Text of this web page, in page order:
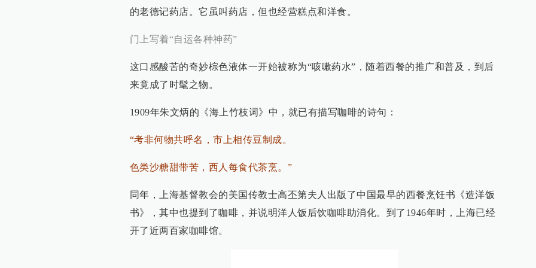
的老德记药店。它虽叫药店，但也经营糕点和洋食。
门上写着“自运各种神药”
这口感酸苦的奇妙棕色液体一开始被称为“咳嗽药水”，随着西餐的推广和普及，到后
来竟成了时髦之物。
1909年朱文炳的《海上竹枝词》中，就已有描写咖啡的诗句：
“考非何物共呼名，市上相传豆制成。
色类沙糖甜带苦，西人每食代茶烹。”
同年，上海基督教会的美国传教士高丕第夫人出版了中国最早的西餐烹饪书《造洋饭
书》，其中也提到了咖啡，并说明洋人饭后饮咖啡助消化。到了1946年时，上海已经
开了近两百家咖啡馆。